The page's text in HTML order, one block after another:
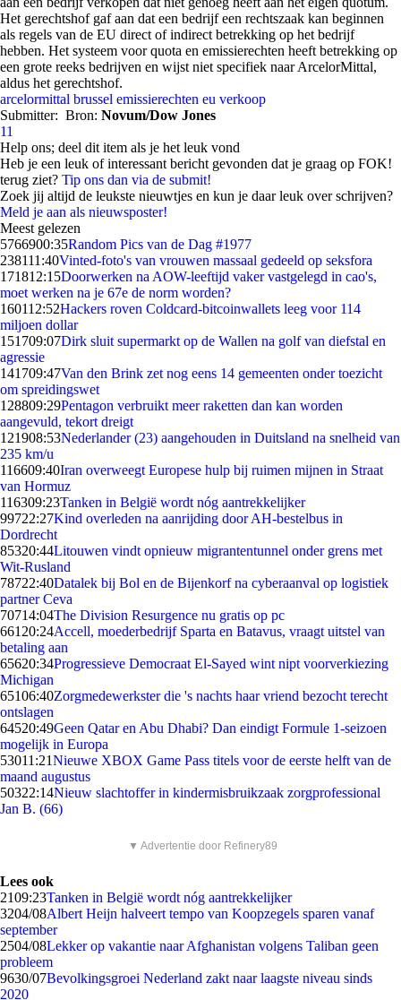
Het gerechtshof gaf aan dat een bedrijf een rechtszaak kan beginnen
als regels van de EU direct of indirect betrekking op het bedrijf
hebben. Het systeem voor quota en emissierechten heeft betrekking op
een grote reeks bedrijven en wijst niet specifiek naar ArcelorMittal,
aldus het gerechtshof.
arcelormittal brussel emissierechten eu verkoop
Submitter: Bron: Novum/Dow Jones
11
Help ons; deel dit item als je het leuk vond
Heb je een leuk of interessant bericht gevonden dat je graag op FOK!
terug ziet? Tip ons dan via de submit!
Zoek jij altijd de leukste nieuwtjes en kun je daar leuk over schrijven?
Meld je aan als nieuwsposter!
Meest gelezen
5766900:35Random Pics van de Dag #1977
238111:40Vinted-foto's van vrouwen massaal gedeeld op seksfora
171812:15Doorwerken na AOW-leeftijd vaker vastgelegd in cao's,
moet werken na je 67e de norm worden?
160112:52Hackers roven Coldcard-bitcoinwallets leeg voor 114
miljoen dollar
151709:07Dirk sluit supermarkt op de Wallen na golf van diefstal en
agressie
141709:47Van den Brink zet nog eens 14 gemeenten onder toezicht
om spreidingswet
128809:29Pentagon verbruikt meer raketten dan kan worden
aangevuld, tekort dreigt
121908:53Nederlander (23) aangehouden in Duitsland na snelheid van
235 km/u
116609:40Iran overweegt Europese hulp bij ruimen mijnen in Straat
van Hormuz
116309:23Tanken in België wordt nóg aantrekkelijker
99722:27Kind overleden na aanrijding door AH-bestelbus in
Dordrecht
85320:44Litouwen vindt opnieuw migrantentunnel onder grens met
Wit-Rusland
78722:40Datalek bij Bol en de Bijenkorf na cyberaanval op logistiek
partner Ceva
70714:04The Division Resurgence nu gratis op pc
661 20:24Accell, moederbedrijf Sparta en Batavus, vraagt uitstel van
betaling aan
65620:34Progressieve Democraat El-Sayed wint nipt voorverkiezing
Michigan
65106:40Zorgmedewerkster die 's nachts haar vriend bezocht terecht
ontslagen
64520:49Geen Qatar en Abu Dhabi? Dan eindigt Formule 1-seizoen
mogelijk in Europa
53011:21Nieuwe XBOX Game Pass titels voor de eerste helft van de
maand augustus
50322:14Nieuw slachtoffer in kindermisbruikzaak zorgprofessional
Jan B. (66)
▼ Advertentie door Refinery89
Lees ook
2109:23Tanken in België wordt nóg aantrekkelijker
3204/08Albert Heijn halveert tempo van Koopzegels sparen vanaf
september
2504/08Lekker op vakantie naar Afghanistan volgens Taliban geen
probleem
9630/07Bevolkingsgroei Nederland zakt naar laagste niveau sinds
2020